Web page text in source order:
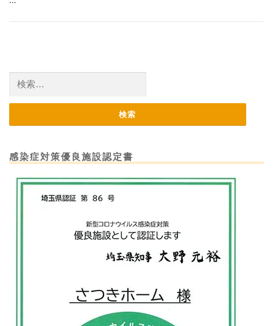
索:
感染症対策優良施設認定書